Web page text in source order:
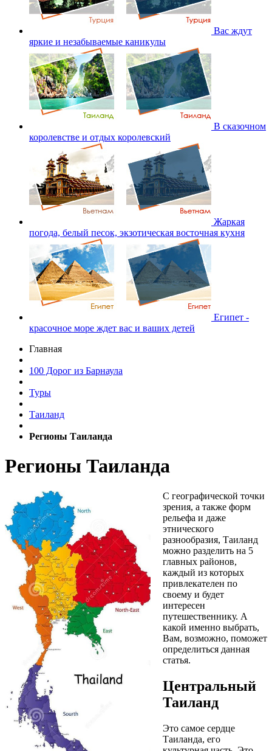
Вас ждут
яркие и незабываемые каникулы
В сказочном
королевстве и отдых королевский
Жаркая
погода, белый песок, экзотическая восточная кухня
Египет -
красочное море ждет вас и ваших детей
Главная
100 Дорог из Барнаула
Туры
Таиланд
Регионы Таиланда
Регионы Таиланда
С географической точки
зрения, а также форм
рельефа и даже
этнического
разнообразия, Таиланд
можно разделить на 5
главных районов,
каждый из которых
привлекателен по
своему и будет
интересен
путешественнику. А
какой именно выбрать,
Вам, возможно, поможет
определиться данная
статья.
Центральный
Таиланд
Это самое сердце
Таиланда, его